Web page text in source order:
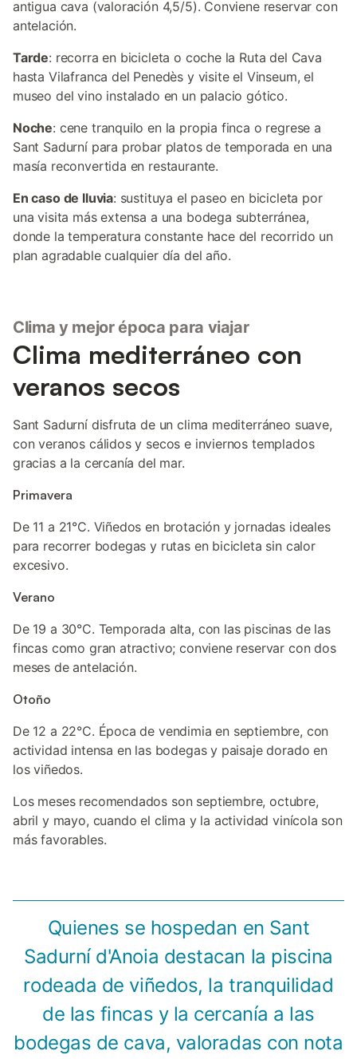
antigua cava (valoración 4,5/5). Conviene reservar con
antelación.
Tarde: recorra en bicicleta o coche la Ruta del Cava
hasta Vilafranca del Penedès y visite el Vinseum, el
museo del vino instalado en un palacio gótico.
Noche: cene tranquilo en la propia finca o regrese a
Sant Sadurní para probar platos de temporada en una
masía reconvertida en restaurante.
En caso de lluvia: sustituya el paseo en bicicleta por
una visita más extensa a una bodega subterránea,
donde la temperatura constante hace del recorrido un
plan agradable cualquier día del año.
Clima y mejor época para viajar
Clima mediterráneo con
veranos secos
Sant Sadurní disfruta de un clima mediterráneo suave,
con veranos cálidos y secos e inviernos templados
gracias a la cercanía del mar.
Primavera
De 11 a 21°C. Viñedos en brotación y jornadas ideales
para recorrer bodegas y rutas en bicicleta sin calor
excesivo.
Verano
De 19 a 30°C. Temporada alta, con las piscinas de las
fincas como gran atractivo; conviene reservar con dos
meses de antelación.
Otoño
De 12 a 22°C. Época de vendimia en septiembre, con
actividad intensa en las bodegas y paisaje dorado en
los viñedos.
Los meses recomendados son septiembre, octubre,
abril y mayo, cuando el clima y la actividad vinícola son
más favorables.
Quienes se hospedan en Sant
Sadurní d'Anoia destacan la piscina
rodeada de viñedos, la tranquilidad
de las fincas y la cercanía a las
bodegas de cava, valoradas con nota